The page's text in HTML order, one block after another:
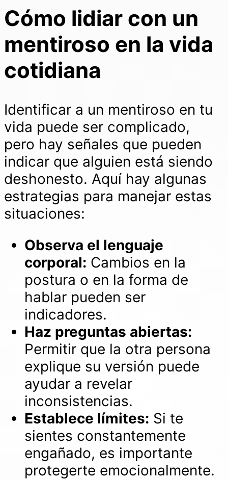
Cómo lidiar con un
mentiroso en la vida
cotidiana
Identificar a un mentiroso en tu
vida puede ser complicado,
pero hay señales que pueden
indicar que alguien está siendo
deshonesto. Aquí hay algunas
estrategias para manejar estas
situaciones:
Observa el lenguaje
corporal: Cambios en la
postura o en la forma de
hablar pueden ser
indicadores.
Haz preguntas abiertas:
Permitir que la otra persona
explique su versión puede
ayudar a revelar
inconsistencias.
Establece límites: Si te
sientes constantemente
engañado, es importante
protegerte emocionalmente.